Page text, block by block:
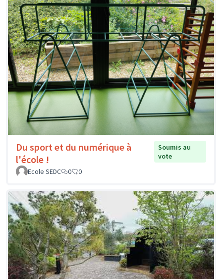
Du sport et du numérique à
l'école !
Soumis au
vote
Ecole SEDC
0 0